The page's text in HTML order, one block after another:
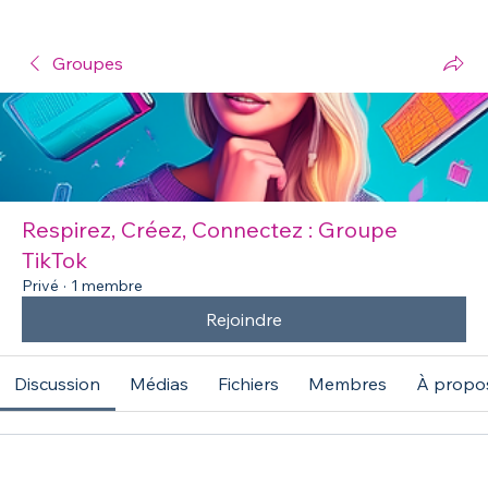
Groupes
Respirez, Créez, Connectez : Groupe
TikTok
Privé · 1 membre
Rejoindre
Discussion Médias Fichiers Membres À